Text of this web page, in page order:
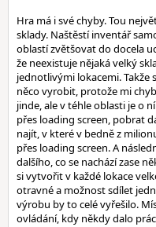
Hra má i své chyby. Tou
sklady. Naštěstí inventář
oblastí zvětšovat do docela
že neexistuje nějaká velký
jednotlivými lokacemi. Takže
něco vyrobit, protože mi
jinde, ale v téhle oblasti je o
přes loading screen, pobrat
najít, v které v bedně z
přes loading screen. A
dalšího, co se nachází zase
si vytvořit v každé lokace
otravné a možnost sdílet
výrobu by to celé vyřešilo.
ovládání, kdy někdy dalo